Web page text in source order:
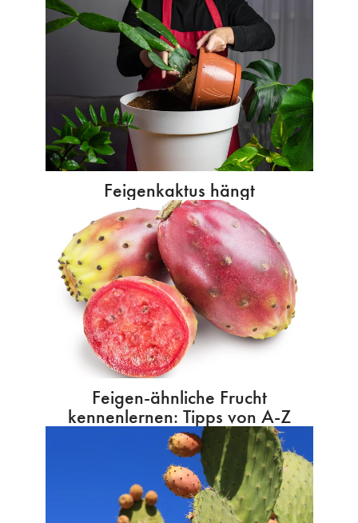
Feigenkaktus hängt
Feigen-ähnliche Frucht
kennenlernen: Tipps von A-Z